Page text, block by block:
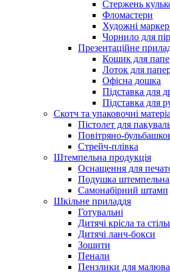
Стержень
Фломастери
Художні
Чорнило для
Презентаційне
Кошик для
Лоток для
Офісна дошка
Підставка для
Підставка для
Скотч та упаковочні
Пістолет для
Повітряно-
Стрейч-плівка
Штемпельна продукція
Оснащення для
Подушка штемпельна
Самонабірний штамп
Шкільне приладдя
Готувальні
Дитячі крісла та
Дитячі ланч-бокси
Зошити
Пенали
Пензлики для